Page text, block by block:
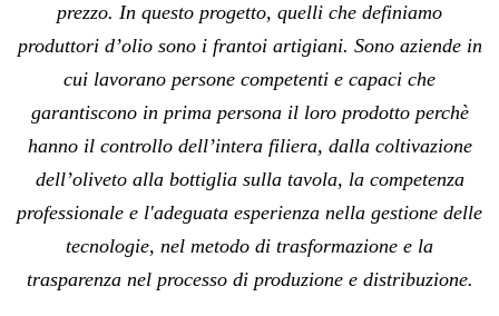
prezzo. In questo progetto, quelli che definiamo
produttori d’olio sono i frantoi artigiani. Sono aziende in
cui lavorano persone competenti e capaci che
garantiscono in prima persona il loro prodotto perchè
hanno il controllo dell’intera filiera, dalla coltivazione
dell’oliveto alla bottiglia sulla tavola, la competenza
professionale e l'adeguata esperienza nella gestione delle
tecnologie, nel metodo di trasformazione e la
trasparenza nel processo di produzione e distribuzione.